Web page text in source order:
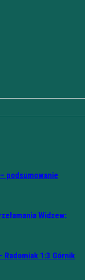
podsumowanie
Widzew:
Radomiak 1:3 Górnik